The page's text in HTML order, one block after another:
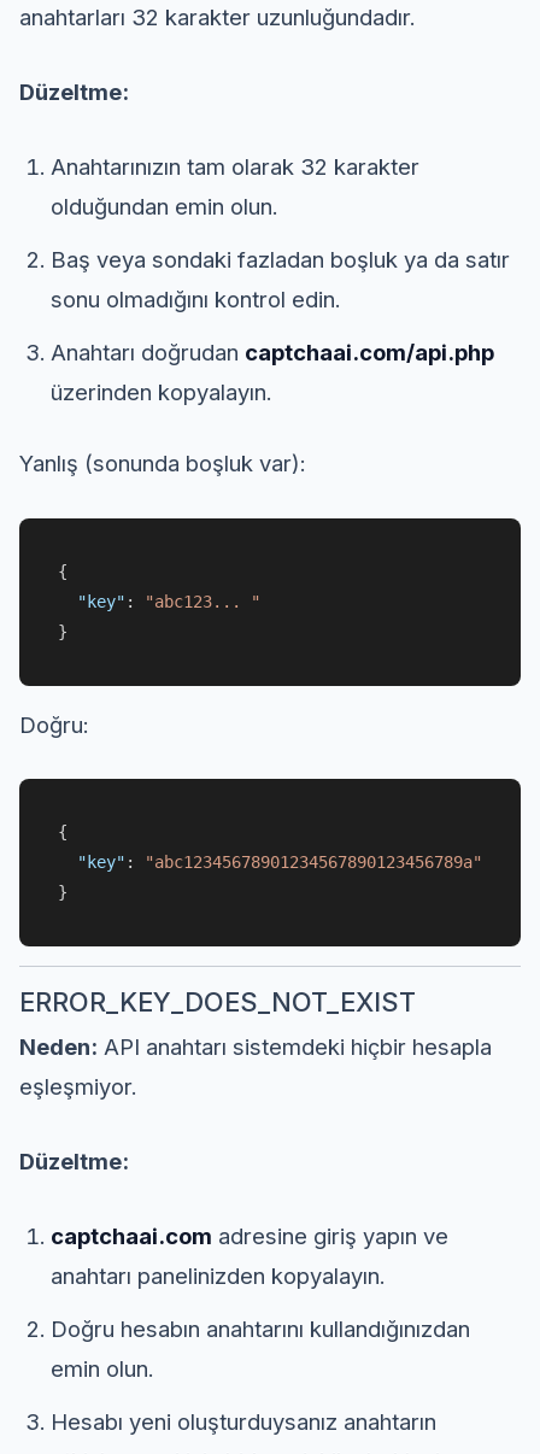
anahtarları 32 karakter uzunluğundadır.
Düzeltme:
Anahtarınızın tam olarak 32 karakter
olduğundan emin olun.
Baş veya sondaki fazladan boşluk ya da satır
sonu olmadığını kontrol edin.
Anahtarı doğrudan captchaai.com/api.php
üzerinden kopyalayın.
Yanlış (sonunda boşluk var):
{
"key" :
"abc123... "
}
Doğru:
{
"key" :
"abc12345678901234567890123456789a"
}
ERROR_KEY_DOES_NOT_EXIST
Neden: API anahtarı sistemdeki hiçbir hesapla
eşleşmiyor.
Düzeltme:
captchaai.com adresine giriş yapın ve
anahtarı panelinizden kopyalayın.
Doğru hesabın anahtarını kullandığınızdan
emin olun.
Hesabı yeni oluşturduysanız anahtarın